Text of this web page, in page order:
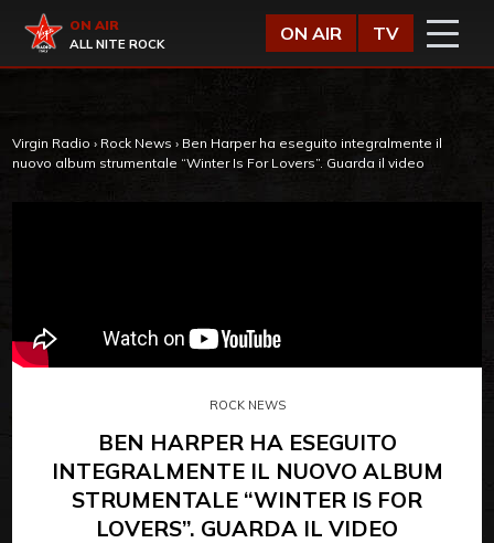
Virgin Radio
ON AIR
ALL NITE ROCK
ON AIR TV
Virgin Radio › Rock News › Ben Harper ha eseguito integralmente il
nuovo album strumentale “Winter Is For Lovers”. Guarda il video
ROCK NEWS
BEN HARPER HA ESEGUITO
INTEGRALMENTE IL NUOVO ALBUM
STRUMENTALE “WINTER IS FOR
LOVERS”. GUARDA IL VIDEO